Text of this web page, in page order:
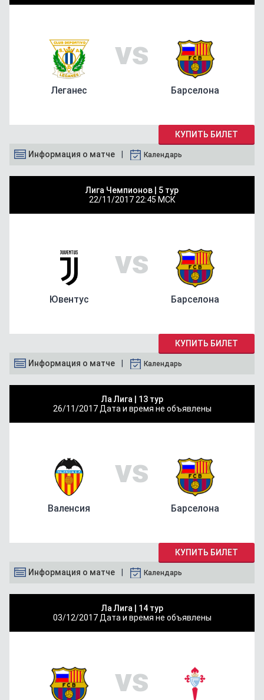
Леганес
vs
Барселона
КУПИТЬ БИЛЕТ
Информация о матче Календарь
Лига Чемпионов | 5 тур
22/11/2017 22:45 МСК
Ювентус
vs
Барселона
КУПИТЬ БИЛЕТ
Информация о матче Календарь
Ла Лига | 13 тур
26/11/2017 Дата и время не объявлены
Валенсия
vs
Барселона
КУПИТЬ БИЛЕТ
Информация о матче Календарь
Ла Лига | 14 тур
03/12/2017 Дата и время не объявлены
vs